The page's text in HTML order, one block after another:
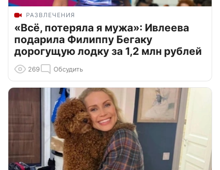
РАЗВЛЕЧЕНИЯ
«Всё, потеряла я мужа»: Ивлеева
подарила Филиппу Бегаку
дорогущую лодку за 1,2 млн рублей
269 Обсудить